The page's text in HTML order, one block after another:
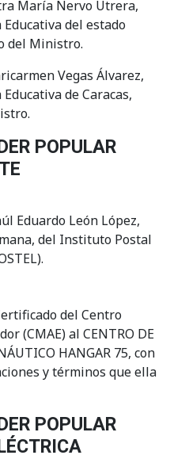
María Nervo Utrera,
del estado
del Ministro.
Vegas Álvarez,
de Caracas,
POPULAR
Eduardo León López,
del Instituto Postal
del Centro
(CMAE) al CENTRO DE
HANGAR 75, con
y términos que ella
POPULAR